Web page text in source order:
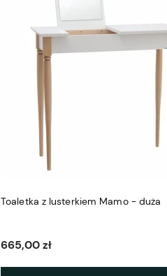
Toaletka z lusterkiem Mamo - duża
665,00 zł